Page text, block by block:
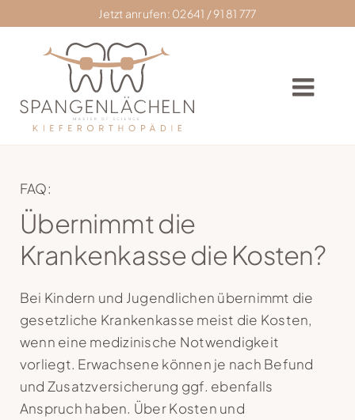
to
content
Jetzt anrufen: 02641 / 91 81 777
Praxis
Zahnkorrektur
Zahnspangen
Kontakt
FAQ:
Übernimmt die
Krankenkasse die Kosten?
Bei Kindern und Jugendlichen übernimmt die
gesetzliche Krankenkasse meist die Kosten,
wenn eine medizinische Notwendigkeit
vorliegt. Erwachsene können je nach Befund
und Zusatzversicherung ggf. ebenfalls
Anspruch haben. Über Kosten und